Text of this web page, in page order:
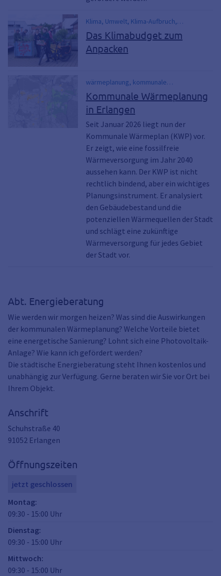
Klima, Umwelt, Klima-Aufbruch,
Klimaaufbruch, Nachhaltigkeit, Klimaziel,
Förderung, Klimanotstand
Das Klimabudget zum
Anpacken
wärmeplanung, kommunale
wärmeplanung, wärme, wärmewende,
fernwärme, gasheizung, gas, heizung
Kommunale Wärmeplanung
in Erlangen
Seit Januar 2026 liegt nun der
Kommunale Wärmeplan (KWP) vor.
Er zeigt, wie eine fossilfreie
Wärmeversorgung im Jahr 2040
aussehen kann. Der KWP ist nicht
rechtlich bindend, aber ein wichtiges
Planungsinstrument. Er analysiert
den Gebäudebestand und die
potenziellen Wärmequellen der Stadt
und schlägt eine zukünftige
Wärmeversorgung für jedes Gebiet
der Stadt vor.
Abt. Energieberatung
Wie werden wir morgen heizen? Was sind die Auswirkungen
der kommunalen Wärmeplanung? Welche Vorteile bietet
eine energetische Sanierung? Lohnt sich eine Photovoltaik-
Anlage? Wie kann ich gefördert werden?
Die städtische Energieberatung steht Ihnen kostenlos und
unabhängig zur Verfügung. Gerne beraten wir Sie vor Ort bei
Ihrem Objekt.
Anschrift
Schuhstraße 40
91052 Erlangen
Öffnungszeiten
jetzt geschlossen
Montag:
09:30 - 15:00 Uhr
Dienstag:
09:30 - 15:00 Uhr
Mittwoch:
09:30 - 15:00 Uhr